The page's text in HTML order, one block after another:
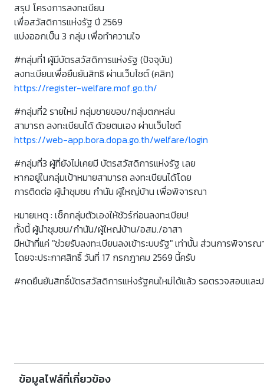
สรุป โครงการลงทะเบียน
เพื่อสวัสดิการแห่งรัฐ ปี 2569
แบ่งออกเป็น 3 กลุ่ม เพื่อทำความใจ
#กลุ่มที่1 ผู้มีบัตรสวัสดิการแห่งรัฐ (ปัจจุบัน)
ลงทะเบียนเพื่อยืนยันสิทธิ ผ่านเว็บไซต์ (คลิก)
https://register-welfare.mof.go.th/
#กลุ่มที่2 รายใหม่ กลุ่มชายขอบ/กลุ่มตกหล่น
สามารถ ลงทะเบียนได้ ด้วยตนเอง ผ่านเว็บไซต์
https://web-app.bora.dopa.go.th/welfare/login
#กลุ่มที่3 ผู้ที่ยังไม่เคยมี บัตรสวัสดิการแห่งรัฐ เลย
หากอยู่ในกลุ่มเป้าหมายสามารถ ลงทะเบียนได้โดย
การติดต่อ ผู้นำชุมชน กำนัน ผู้ใหญ่บ้าน เพื่อพิจารณา
หมายเหตุ : เช็กกลุ่มตัวเองให้ชัวร์ก่อนลงทะเบียน!
ทั้งนี้ ผู้นำชุมชน/กำนัน/ผู้ใหญ่บ้าน/อสม./อาสา
มีหน้าที่แค่ "ช่วยรับลงทะเบียนลงเข้าระบบรัฐ" เท่านั้น ส่วนการพิจา
โดยจะประกาศสิทธิ์ วันที่ 17 กรกฎาคม 2569 นี้ครับ
#กดยืนยันสิทธิ์บัตรสวัสดิการแห่งรัฐคนใหม่ได้แล้ว​ รอตรวจสอบและ
ข้อมูลไฟล์ที่เกี่ยวข้อง